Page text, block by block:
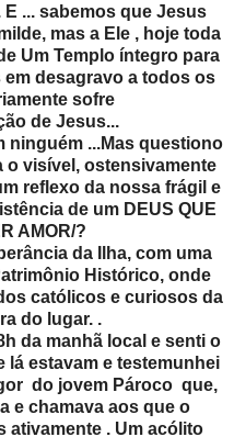
... sabemos que Jesus
mas a Ele , hoje toda
Um Templo íntegro para
desagravo a todos os
sofre
de Jesus...
ninguém ...Mas questiono
o visível, ostensivamente
reflexo da nossa frágil e
de um DEUS QUE
AMOR/?
da Ilha, com uma
Histórico, onde
católicos e curiosos da
do lugar. .
da manhã local e senti o
estavam e testemunhei
do jovem Pároco que,
e chamava aos que o
ativamente . Um acólito